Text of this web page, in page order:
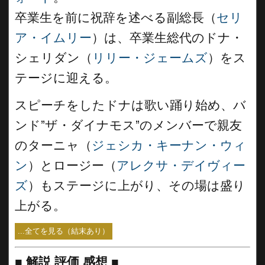
卒業生を前に祝辞を述べる副総長（セリ
ア・イムリー）は、卒業生総代のドナ・
シェリダン（ リリー・ジェームズ）をス
テージに迎える。
スピーチをしたドナは歌い踊り始め、バ
ンド”ザ・ダイナモス”のメンバーで親友
のターニャ（ ジェシカ・キーナン・ウィ
ン ）とロージー（ アレクサ・デイヴィー
ズ）もステージに上がり、その場は盛り
上がる。
...全てを見る（結末あり）
■ 解説 評価 感想 ■